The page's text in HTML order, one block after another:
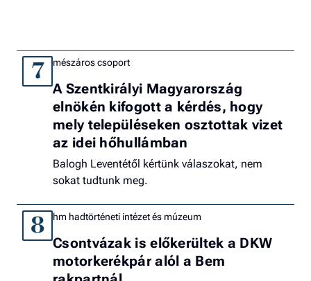
7 mészáros csoport
A Szentkirályi Magyarország
elnökén kifogott a kérdés, hogy
mely településeken osztottak vizet
az idei hőhullámban
Balogh Leventétől kértünk válaszokat, nem
sokat tudtunk meg.
8 hm hadtörténeti intézet és múzeum
Csontvázak is előkerültek a DKW
motorkerékpár alól a Bem